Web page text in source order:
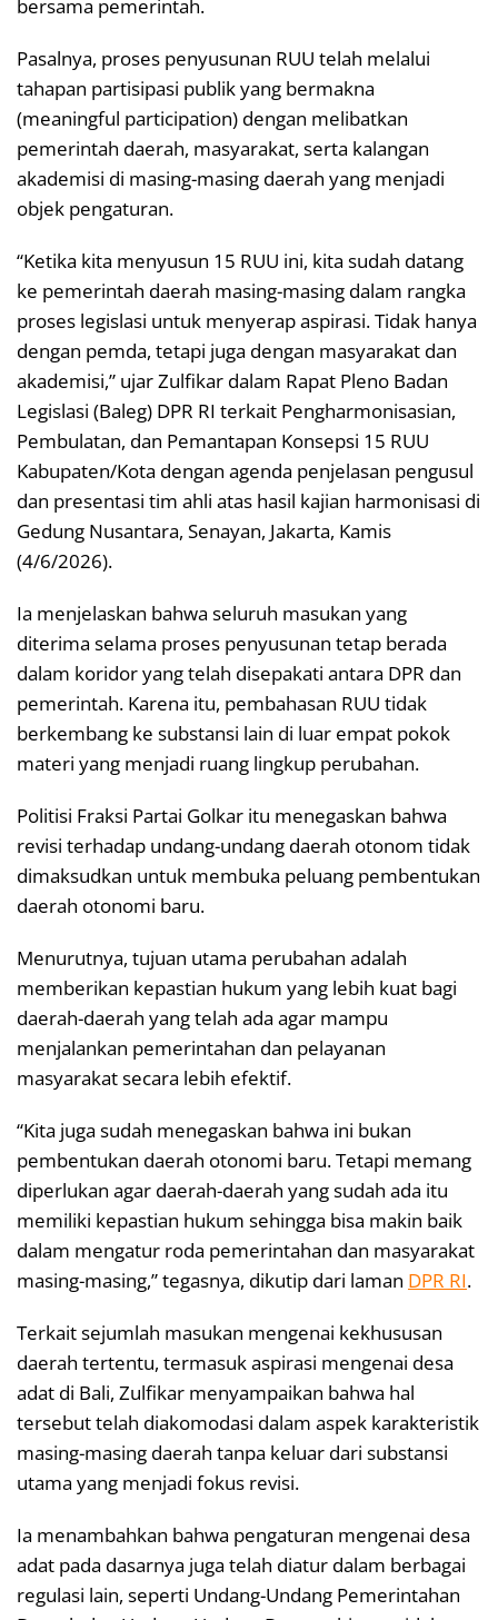
bersama pemerintah.
Pasalnya, proses penyusunan RUU telah melalui
tahapan partisipasi publik yang bermakna
(meaningful participation) dengan melibatkan
pemerintah daerah, masyarakat, serta kalangan
akademisi di masing-masing daerah yang menjadi
objek pengaturan.
“Ketika kita menyusun 15 RUU ini, kita sudah datang
ke pemerintah daerah masing-masing dalam rangka
proses legislasi untuk menyerap aspirasi. Tidak hanya
dengan pemda, tetapi juga dengan masyarakat dan
akademisi,” ujar Zulfikar dalam Rapat Pleno Badan
Legislasi (Baleg) DPR RI terkait Pengharmonisasian,
Pembulatan, dan Pemantapan Konsepsi 15 RUU
Kabupaten/Kota dengan agenda penjelasan pengusul
dan presentasi tim ahli atas hasil kajian harmonisasi di
Gedung Nusantara, Senayan, Jakarta, Kamis
(4/6/2026).
Ia menjelaskan bahwa seluruh masukan yang
diterima selama proses penyusunan tetap berada
dalam koridor yang telah disepakati antara DPR dan
pemerintah. Karena itu, pembahasan RUU tidak
berkembang ke substansi lain di luar empat pokok
materi yang menjadi ruang lingkup perubahan.
Politisi Fraksi Partai Golkar itu menegaskan bahwa
revisi terhadap undang-undang daerah otonom tidak
dimaksudkan untuk membuka peluang pembentukan
daerah otonomi baru.
Menurutnya, tujuan utama perubahan adalah
memberikan kepastian hukum yang lebih kuat bagi
daerah-daerah yang telah ada agar mampu
menjalankan pemerintahan dan pelayanan
masyarakat secara lebih efektif.
“Kita juga sudah menegaskan bahwa ini bukan
pembentukan daerah otonomi baru. Tetapi memang
diperlukan agar daerah-daerah yang sudah ada itu
memiliki kepastian hukum sehingga bisa makin baik
dalam mengatur roda pemerintahan dan masyarakat
masing-masing,” tegasnya, dikutip dari laman DPR RI.
Terkait sejumlah masukan mengenai kekhususan
daerah tertentu, termasuk aspirasi mengenai desa
adat di Bali, Zulfikar menyampaikan bahwa hal
tersebut telah diakomodasi dalam aspek karakteristik
masing-masing daerah tanpa keluar dari substansi
utama yang menjadi fokus revisi.
Ia menambahkan bahwa pengaturan mengenai desa
adat pada dasarnya juga telah diatur dalam berbagai
regulasi lain, seperti Undang-Undang Pemerintahan